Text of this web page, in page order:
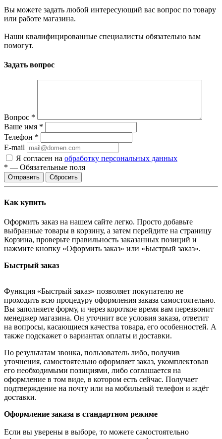
Вы можете задать любой интересующий вас вопрос по товару
или работе магазина.
Наши квалифицированные специалисты обязательно вам
помогут.
Задать вопрос
Вопрос *
Ваше имя *
Телефон *
E-mail
Я согласен на обработку персональных данных
* — Обязательные поля
Сбросить
Как купить
Оформить заказ на нашем сайте легко. Просто добавьте
выбранные товары в корзину, а затем перейдите на страницу
Корзина, проверьте правильность заказанных позиций и
нажмите кнопку «Оформить заказ» или «Быстрый заказ».
Быстрый заказ
Функция «Быстрый заказ» позволяет покупателю не
проходить всю процедуру оформления заказа самостоятельно.
Вы заполняете форму, и через короткое время вам перезвонит
менеджер магазина. Он уточнит все условия заказа, ответит
на вопросы, касающиеся качества товара, его особенностей. А
также подскажет о вариантах оплаты и доставки.
По результатам звонка, пользователь либо, получив
уточнения, самостоятельно оформляет заказ, укомплектовав
его необходимыми позициями, либо соглашается на
оформление в том виде, в котором есть сейчас. Получает
подтверждение на почту или на мобильный телефон и ждёт
доставки.
Оформление заказа в стандартном режиме
Если вы уверены в выборе, то можете самостоятельно